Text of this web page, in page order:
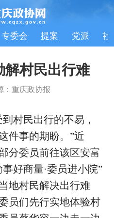
专委会 提案 党派 社
解村民出行难
：重庆政协报
村民出行的不易，
件事的期盼。”近
分委员前往该区安富
好商量·委员进小院”
地村民解决出行难
员们先行实地体验村